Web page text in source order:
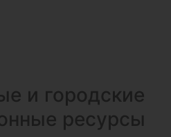
и городские
ресурсы